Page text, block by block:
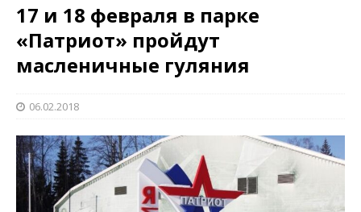
17 и 18 февраля в парке
«Патриот» пройдут
масленичные гуляния
06.02.2018